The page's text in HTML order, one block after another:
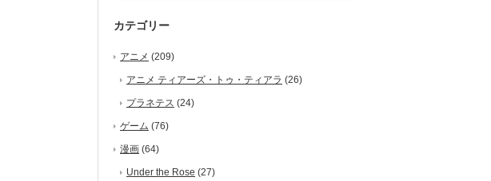
カテゴリー
アニメ (209)
アニメ ティアーズ・トゥ・ティアラ (26)
プラネテス (24)
ゲーム (76)
漫画 (64)
Under the Rose (27)